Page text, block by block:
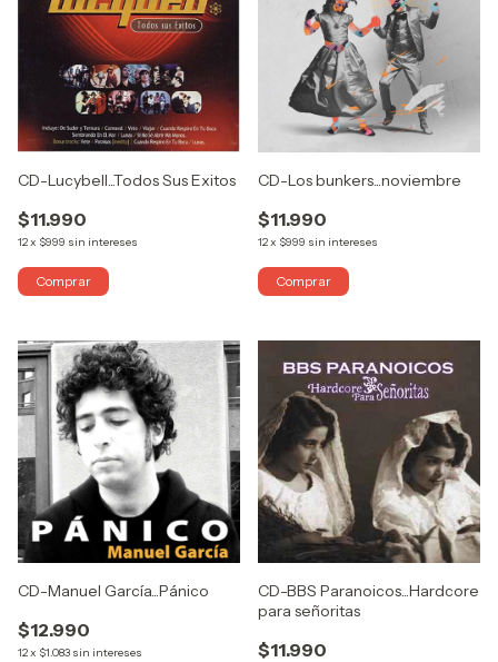
CD-Lucybell...Todos Sus Exitos
$11.990
12x $999 sin intereses
CD-Los bunkers...noviembre
$11.990
12x $999 sin intereses
CD-Manuel García...Pánico
$12.990
12x $1.083 sin intereses
CD-BBS Paranoicos...Hardcore
para señoritas
$11.990